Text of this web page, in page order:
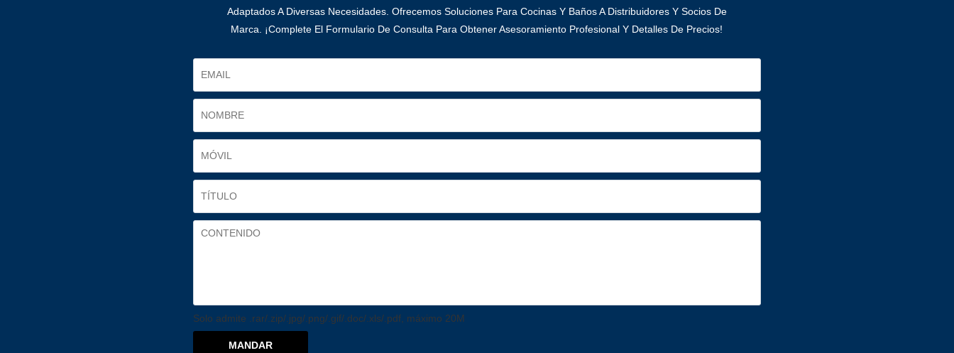
Adaptados A Diversas Necesidades. Ofrecemos Soluciones Para Cocinas Y Baños A Distribuidores Y Socios De
Marca. ¡Complete El Formulario De Consulta Para Obtener Asesoramiento Profesional Y Detalles De Precios!
Solo admite .rar/.zip/.jpg/.png/.gif/.doc/.xls/.pdf, máximo 20M
MANDAR